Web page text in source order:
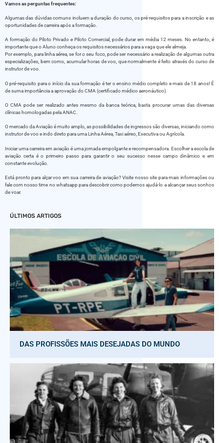
Vamos as perguntas frequentes:
Algumas das dúvidas comuns incluem a duração do curso, os pré-requisitos para a inscrição e as
oportunidades de carreira após a formação.
A formação do Piloto Privado e Piloto Comercial, pode durar em média 12 meses. No entanto, é
importante que o Aluno conheça os requisitos necessários para a vaga que ele almeja.
Por exemplo, para linha aérea, se for o seu foco, pode ser necessário a realização de algumas outra
especializações, bem como, acumular horas de voo, que normalmente é feito através do curso de
instrutor de voo.
O pré-requisito para o início da sua formação é ter o ensino médio completo e mais de 18 anos! É
de suma importância a aprovação do CMA (certificado médico aeronáutico).
O CMA pode ser realizado antes mesmo da banca teórica, basta procurar umas das diversas
clínicas homologadas pela ANAC.
O mercado da Aviação é muito amplo, as possibilidades de ingressos são diversas, iniciando como
instrutor de voo e indo direto para uma Linha Aérea, Taxi aéreo, Executiva ou Agrícola.
Iniciar uma carreira em aviação é uma jornada empolgante e recompensadora. Escolher a escola de
aviação certa é o primeiro passo para garantir o seu sucesso nesse campo dinâmico e em
constante evolução.
Está pronto para alçar voo em sua carreira de aviação? Visite nosso site para mais informações ou
fale com nosso time no whatsapp para descobrir como podemos ajudá-lo a alcançar seus sonhos
de voar.
ÚLTIMOS ARTIGOS
DAS PROFISSÕES MAIS DESEJADAS DO MUNDO